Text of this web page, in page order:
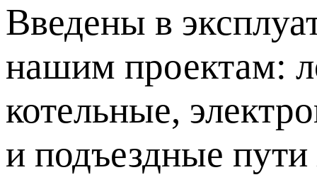
Введены в
нашим проектам:
котельные,
и подъездные